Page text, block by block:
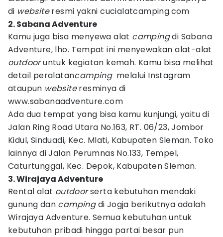
di websiteresmi yakni cucialatcamping.com
2. Sabana Adventure
Kamu juga bisa menyewa alat campingdi Sabana
Adventure, lho. Tempat ini menyewakan alat-alat
outdooruntuk kegiatan kemah. Kamu bisa melihat
detail peralatancampingmelalui Instagram
ataupun websiteresminya di
www.sabanaadventure.com
Ada dua tempat yang bisa kamu kunjungi, yaitu di
Jalan Ring Road Utara No.163, RT. 06/23, Jombor
Kidul, Sinduadi, Kec. Mlati, Kabupaten Sleman. Toko
lainnya di Jalan Perumnas No.133, Tempel,
Caturtunggal, Kec. Depok, Kabupaten Sleman.
3. Wirajaya Adventure
Rental alat outdoorserta kebutuhan mendaki
gunung dan campingdi Jogja berikutnya adalah
Wirajaya Adventure. Semua kebutuhan untuk
kebutuhan pribadi hingga partai besar pun